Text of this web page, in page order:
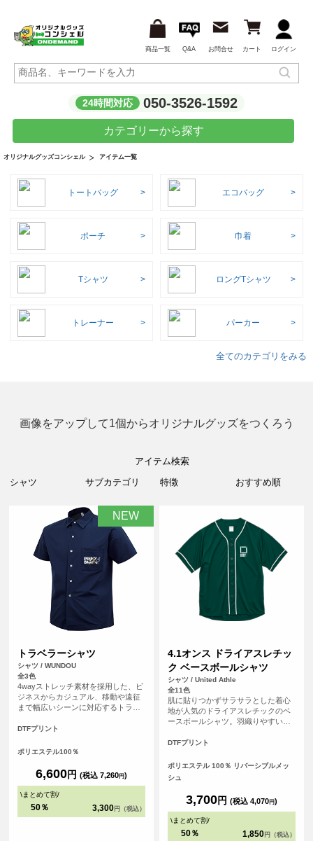
商品一覧 Q&A お問合せ カート ログイン
24時間対応 050-3526-1592
カテゴリーから探す
オリジナルグッズコンシェル アイテム一覧
トートバッグ エコバッグ
ポーチ 巾着
Tシャツ ロングTシャツ
トレーナー パーカー
全てのカテゴリをみる
画像をアップして1個からオリジナルグッズをつくろう
アイテム検索
NEW
トラベラーシャツ
シャツ / WUNDOU
全3色
4wayストレッチ素材を採用した、ビ
ジネスからカジュアル、移動や遠征
まで幅広いシーンに対応するトラベ
用でもストレスを感じにくく、快適
ポリエステル100％を使用し、吸汗速
でもさらりとした着用感を実現。 ※
お客様の閲覧環境により、商品の色
が実際と異なって見える場合がござ
DTFプリント
ポリエステル100％
6,600円 (税込 7,260円)
\まとめて割/
50％ 3,300 円（税込）
4.1オンス ドライアスレチッ
ク ベースボールシャツ
シャツ / United Athle
全11色
肌に貼りつかずサラサラとした着心
地が人気のドライアスレチックのベ
ースボールシャツ。羽織りやすい前
ルもしやすく様々なシーンで活躍で
な印象と、ドライシリーズ特有のキ
レイな発色も特長です。充実のサイ
ベントアイテムにも最適な1枚です。
世界に1つだけの自分たちのオリジナ
ルのユニフォームを簡単に作成でき
ます！
DTFプリント
ポリエステル 100％ リバーシブルメッ
シュ
3,700円 (税込 4,070円)
\まとめて割/
50％ 1,850 円（税込）